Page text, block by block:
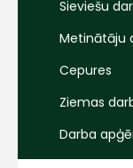
Sieviešu
Metinātāju
Cepures
Ziemas
Darba